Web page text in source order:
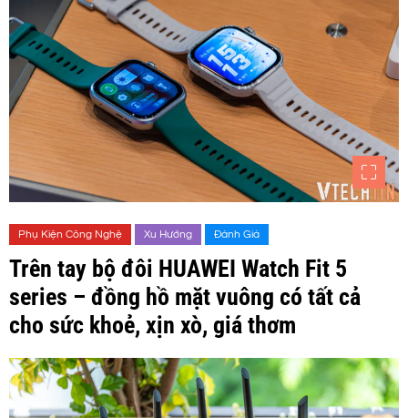
Phụ Kiện Công Nghệ Xu Hướng Đánh Giá
Trên tay bộ đôi HUAWEI Watch Fit 5
series – đồng hồ mặt vuông có tất cả
cho sức khoẻ, xịn xò, giá thơm